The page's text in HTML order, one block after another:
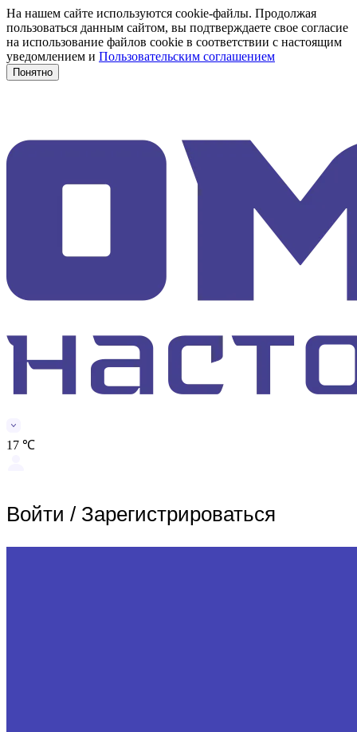
На нашем сайте используются cookie-файлы. Продолжая
пользоваться данным сайтом, вы подтверждаете свое согласие
на использование файлов cookie в соответствии с настоящим
уведомлением и Пользовательским соглашением
Понятно
17 ℃
Войти / Зарегистрироваться